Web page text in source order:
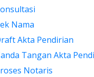
Nama
Akta Pendirian
Tangan Akta
Notaris